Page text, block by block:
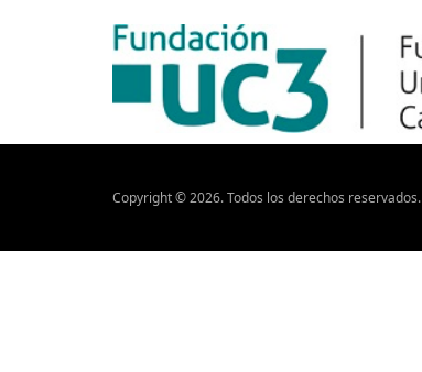
Copyright ©2026. Todos los derechos reservados.